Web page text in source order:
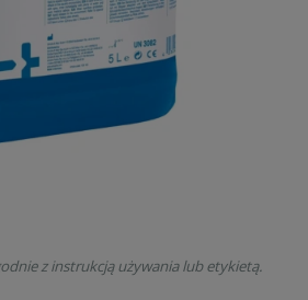
z instrukcją używania lub etykietą.